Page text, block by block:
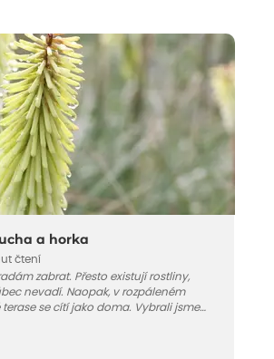
a horka
čtení
zabrat. Přesto existují rostliny,
nevadí. Naopak, v rozpáleném
se cítí jako doma. Vybrali jsme
Pojďme se podívat, které to jsou.